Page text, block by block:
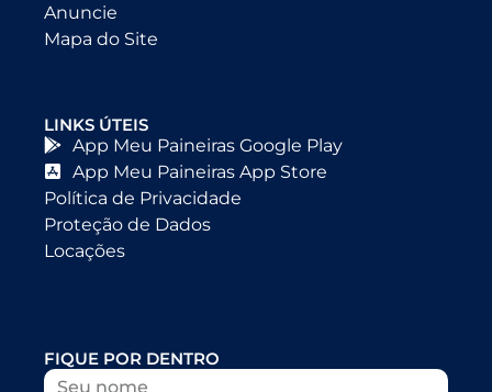
Anuncie
Mapa do Site
LINKS ÚTEIS
App Meu Paineiras Google Play
App Meu Paineiras App Store
Política de Privacidade
Proteção de Dados
Locações
FIQUE POR DENTRO